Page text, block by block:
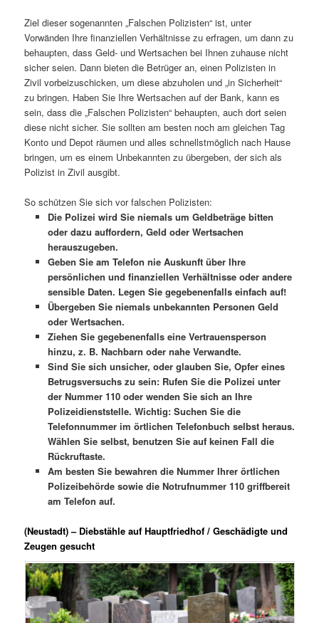
Ziel dieser sogenannten „Falschen Polizisten“ ist, unter
Vorwänden Ihre finanziellen Verhältnisse zu erfragen, um dann zu
behaupten, dass Geld- und Wertsachen bei Ihnen zuhause nicht
sicher seien. Dann bieten die Betrüger an, einen Polizisten in
Zivil vorbeizuschicken, um diese abzuholen und „in Sicherheit“
zu bringen. Haben Sie Ihre Wertsachen auf der Bank, kann es
sein, dass die „Falschen Polizisten“ behaupten, auch dort seien
diese nicht sicher. Sie sollten am besten noch am gleichen Tag
Konto und Depot räumen und alles schnellstmöglich nach Hause
bringen, um es einem Unbekannten zu übergeben, der sich als
Polizist in Zivil ausgibt.
So schützen Sie sich vor falschen Polizisten:
Die Polizei wird Sie niemals um Geldbeträge bitten
oder dazu auffordern, Geld oder Wertsachen
herauszugeben.
Geben Sie am Telefon nie Auskunft über Ihre
persönlichen und finanziellen Verhältnisse oder andere
sensible Daten. Legen Sie gegebenenfalls einfach auf!
Übergeben Sie niemals unbekannten Personen Geld
oder Wertsachen.
Ziehen Sie gegebenenfalls eine Vertrauensperson
hinzu, z. B. Nachbarn oder nahe Verwandte.
Sind Sie sich unsicher, oder glauben Sie, Opfer eines
Betrugsversuchs zu sein: Rufen Sie die Polizei unter
der Nummer 110 oder wenden Sie sich an Ihre
Polizeidienststelle. Wichtig: Suchen Sie die
Telefonnummer im örtlichen Telefonbuch selbst heraus.
Wählen Sie selbst, benutzen Sie auf keinen Fall die
Rückruftaste.
Am besten Sie bewahren die Nummer Ihrer örtlichen
Polizeibehörde sowie die Notrufnummer 110 griffbereit
am Telefon auf.
(Neustadt) – Diebstähle auf Hauptfriedhof / Geschädigte und
Zeugen gesucht